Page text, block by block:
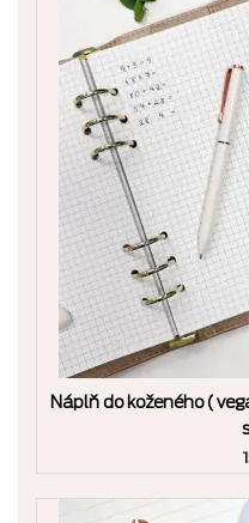
Náplň do koženého